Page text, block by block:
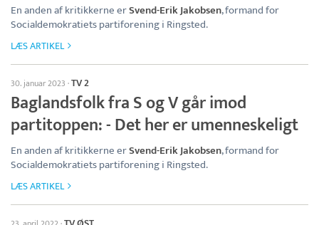
En anden af kritikkerne erSvend-Erik Jakobsen, formand for
Socialdemokratiets partiforening i Ringsted.
LÆS ARTIKEL
30. januar 2023 ·TV 2
Baglandsfolk fra S og V går imod
partitoppen: - Det her er umenneskeligt
En anden af kritikkerne erSvend-Erik Jakobsen, formand for
Socialdemokratiets partiforening i Ringsted.
LÆS ARTIKEL